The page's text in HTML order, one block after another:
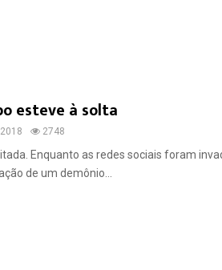
esteve à solta
2748
Enquanto as redes sociais foram
de um demônio...